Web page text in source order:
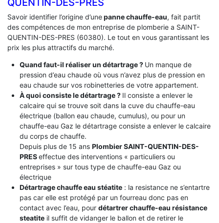
Savoir identifier l’origine d’unepanne chauffe-eau, fait partit
des compétences de mon entreprise de plomberie a SAINT-
QUENTIN-DES-PRES (60380). Le tout en vous garantissant les
prix les plus attractifs du marché.
Quand faut-il réaliser un détartrage ? Un manque de
pression d’eau chaude où vous n’avez plus de pression en
eau chaude sur vos robinetteries de votre appartement.
À quoi consiste le détartrage ? Il consiste a enlever le
calcaire qui se trouve soit dans la cuve du chauffe-eau
électrique (ballon eau chaude, cumulus), ou pour un
chauffe-eau Gaz le détartrage consiste a enlever le calcaire
du corps de chauffe.
Depuis plus de 15 ans Plombier SAINT-QUENTIN-DES-
PRESeffectue des interventions « particuliers ou
entreprises » sur tous type de chauffe-eau Gaz ou
électrique
Détartrage chauffe eau stéatite: la resistance ne s’entartre
pas car elle est protégé par un fourreau donc pas en
contact avec l’eau, pour détartrer chauffe-eau résistance
steatiteil suffit de vidanger le ballon et de retirer le